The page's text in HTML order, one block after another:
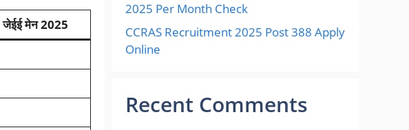
जेईई मेन 2025
2025 Per Month Check
CCRAS Recruitment 2025 Post 388 Apply
Online
Recent Comments